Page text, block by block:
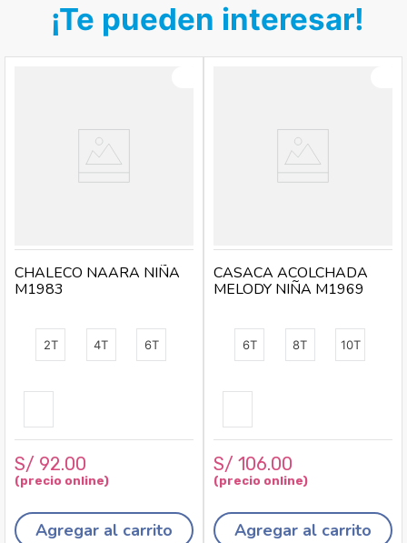
¡Te pueden interesar!
2T 4T 6T
CHALECO NAARA NIÑA
M1983
S/ 92.00
Agregar al carrito
6T 8T 10T
CASACA ACOLCHADA
MELODY NIÑA M1969
S/ 106.00
Agregar al carrito